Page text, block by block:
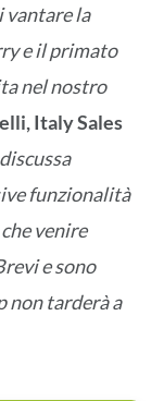
vantare la
e il primato
nel nostro
Italy Sales
funzionalità
venire
e sono
non tarderà a